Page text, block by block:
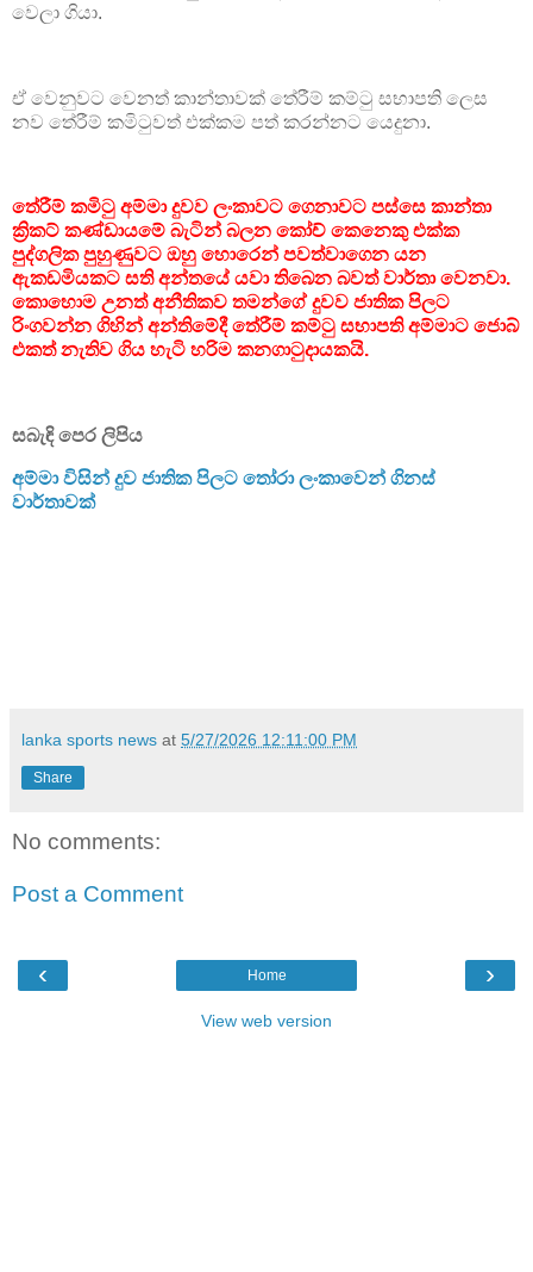
වෙලා ගියා.
ඒ වෙනුවට වෙනත් කාන්තාවක් තේරීම් කම්ටු සභාපති ලෙස
නව තේරීම් කමිටුවත් එක්කම පත් කරන්නට යෙදුනා.
තේරීම් කමිටු අම්මා දුවව ලංකාවට ගෙනාවට පස්සෙ කාන්තා
ක්‍රිකට් කණ්ඩායමේ බැටින් බලන කෝච් කෙනෙකු එක්ක
පුද්ගලික පුහුණුවට ඔහු හොරෙන් පවත්වාගෙන යන
ඇකඩමියකට සති අන්තයේ යවා තිබෙන බවත් වාර්තා වෙනවා.
කොහොම උනත් අනීතිකව තමන්ගේ දුවව ජාතික පිලට
රිංගවන්න ගිහින් අන්තිමේදී තේරීම් කම්ටු සභාපති අම්මාට ජොබ්
එකත් නැතිව ගිය හැටි හරිම කනගාටුදායකයි.
සබැඳි පෙර ලිපිය
අම්මා විසින් දුව ජාතික පිලට තෝරා ලංකාවෙන් ගිනස්
වාර්තාවක්
lanka sports news at 5/27/2026 12:11:00 PM
Share
No comments:
Post a Comment
‹ ›
Home
View web version